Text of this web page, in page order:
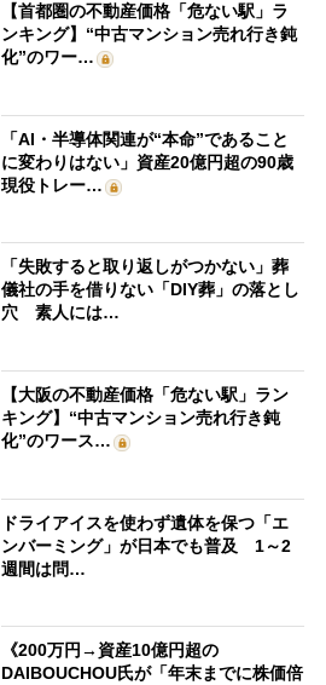
【首都圏の不動産価格「危ない駅」ラ
ンキング】“中古マンション売れ行き鈍
化”のワー…
「AI・半導体関連が“本命”であること
に変わりはない」資産20億円超の90歳
現役トレー…
「失敗すると取り返しがつかない」葬
儀社の手を借りない「DIY葬」の落とし
穴 素人には…
【大阪の不動産価格「危ない駅」ラン
キング】“中古マンション売れ行き鈍
化”のワース…
ドライアイスを使わず遺体を保つ「エ
ンバーミング」が日本でも普及 1～2
週間は問…
《200万円→資産10億円超の
DAIBOUCHOU氏が「年末までに株価倍